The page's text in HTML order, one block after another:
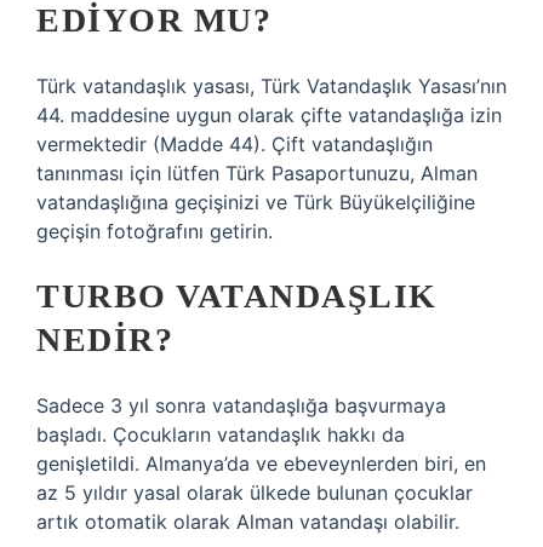
EDIYOR MU?
Türk vatandaşlık yasası, Türk Vatandaşlık Yasası’nın
44. maddesine uygun olarak çifte vatandaşlığa izin
vermektedir (Madde 44). Çift vatandaşlığın
tanınması için lütfen Türk Pasaportunuzu, Alman
vatandaşlığına geçişinizi ve Türk Büyükelçiliğine
geçişin fotoğrafını getirin.
TURBO VATANDAŞLIK
NEDIR?
Sadece 3 yıl sonra vatandaşlığa başvurmaya
başladı. Çocukların vatandaşlık hakkı da
genişletildi. Almanya’da ve ebeveynlerden biri, en
az 5 yıldır yasal olarak ülkede bulunan çocuklar
artık otomatik olarak Alman vatandaşı olabilir.